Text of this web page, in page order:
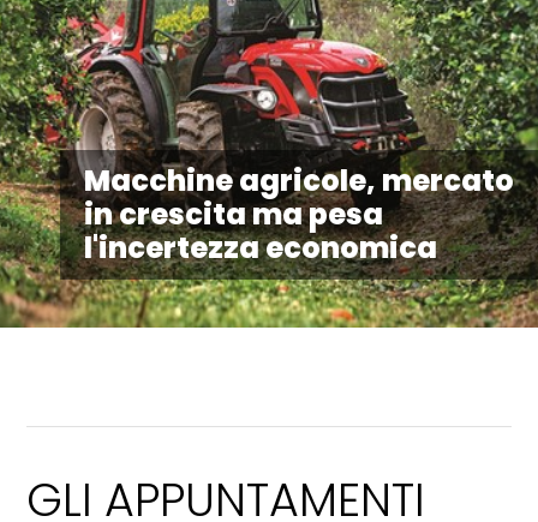
Macchine agricole, mercato
in crescita ma pesa
l'incertezza economica
GLI APPUNTAMENTI